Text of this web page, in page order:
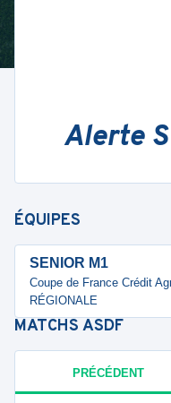
Alerte
ÉQUIPES
SENIOR M1
Coupe de France Crédit
RÉGIONALE
MATCHS ASDF
PRÉCÉDENT